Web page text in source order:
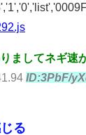
ましてネギ速
ID:3PbF/
る